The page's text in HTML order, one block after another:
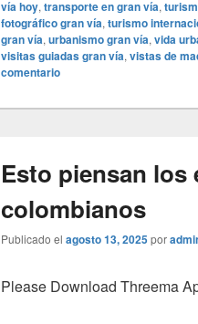
vía hoy, transporte en gran vía,
fotográfico gran vía, turismo
gran vía, urbanismo gran vía, vida
visitas guiadas gran vía, vistas de
comentario
Esto piensan los
colombianos
Publicado el agosto 13, 2025por
Please Download Threema